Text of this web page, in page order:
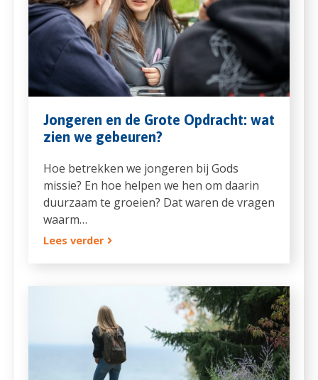
Jongeren en de Grote Opdracht: wat
zien we gebeuren?
Hoe betrekken we jongeren bij Gods
missie? En hoe helpen we hen om daarin
duurzaam te groeien? Dat waren de vragen
waarm…
Lees verder